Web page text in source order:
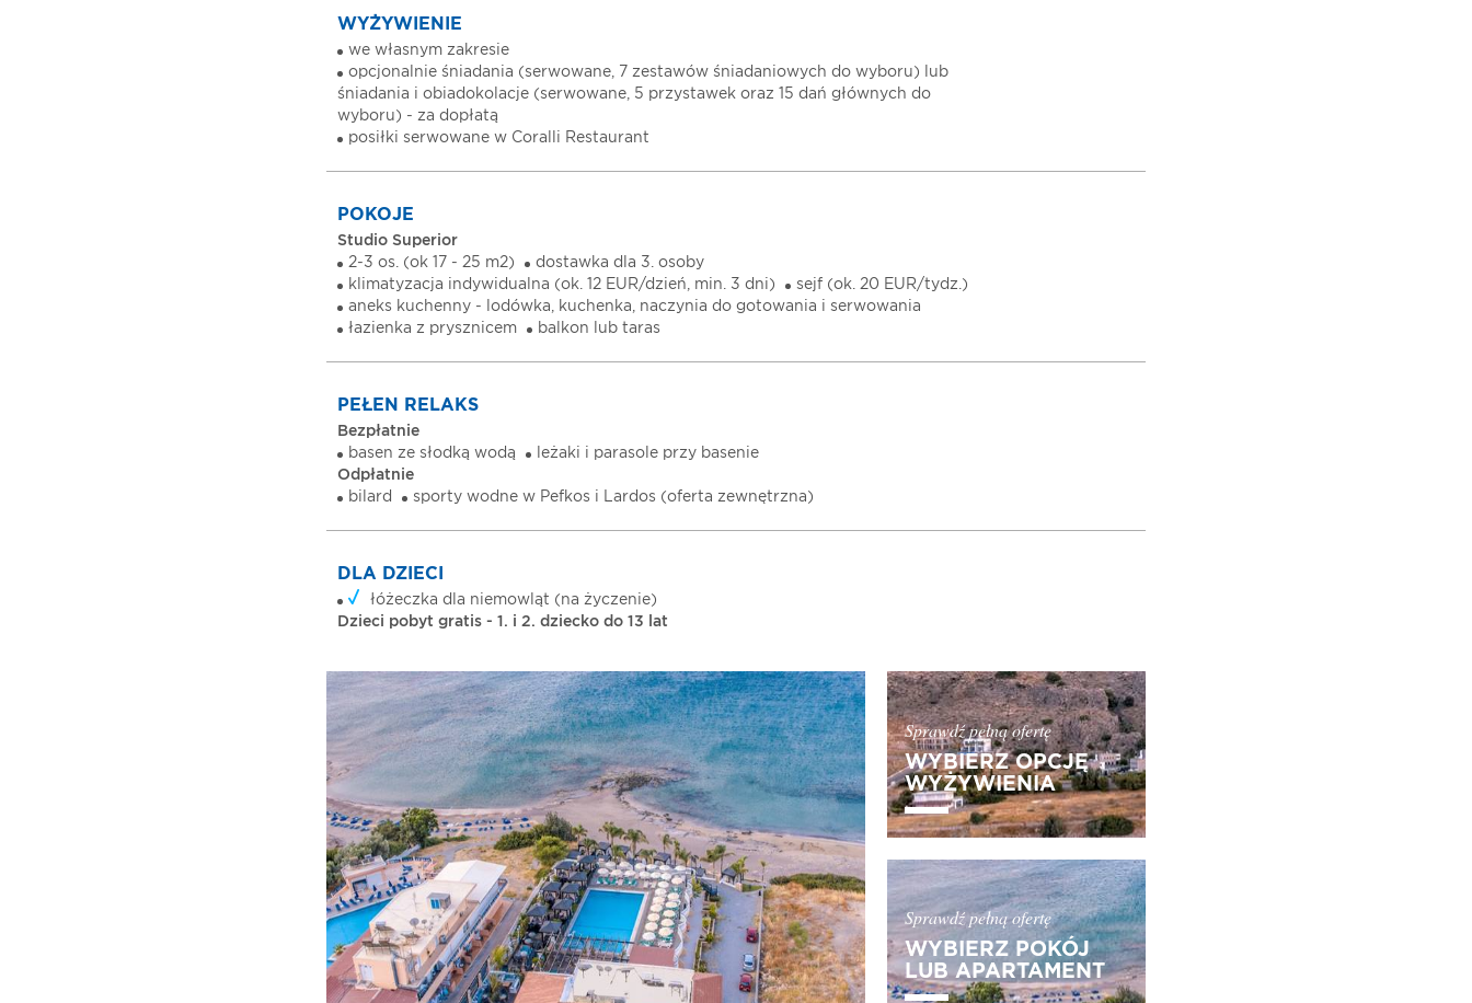
WYŻYWIENIE
we własnym zakresie
opcjonalnie śniadania (serwowane, 7 zestawów śniadaniowych do wyboru) lub
śniadania i obiadokolacje (serwowane, 5 przystawek oraz 15 dań głównych do
wyboru) - za dopłatą
posiłki serwowane w Coralli Restaurant
POKOJE
Studio Superior
2-3 os. (ok 17 - 25 m2)
dostawka dla 3. osoby
klimatyzacja indywidualna (ok. 12 EUR/dzień, min. 3 dni)
sejf (ok. 20 EUR/tydz.)
aneks kuchenny - lodówka, kuchenka, naczynia do gotowania i serwowania
łazienka z prysznicem
balkon lub taras
PEŁEN RELAKS
Bezpłatnie
basen ze słodką wodą
leżaki i parasole przy basenie
Odpłatnie
bilard
sporty wodne w Pefkos i Lardos (oferta zewnętrzna)
DLA DZIECI
łóżeczka dla niemowląt (na życzenie)
Dzieci pobyt gratis - 1. i 2. dziecko do 13 lat
Sprawdź pełną ofertę
WYBIERZ OPCJĘ
WYŻYWIENIA
Sprawdź pełną ofertę
WYBIERZ POKÓJ
LUB APARTAMENT